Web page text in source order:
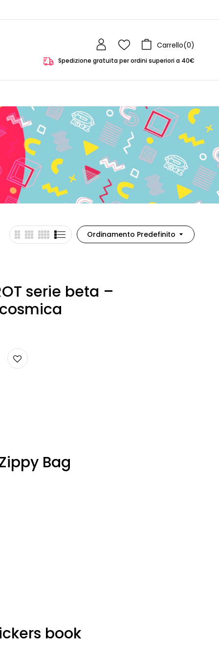
Carrello(0)
Spedizione gratuita per ordini superiori a 40€
Ordinamento Predefinito
serie beta –
Bag
book